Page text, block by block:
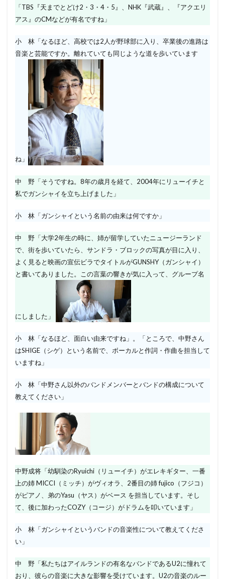
「TBS『天までとどけ2・3・4・5』、NHK『武蔵』、『アクエリ
アス』のCMなどが有名ですね」
小 林「なるほど、高校では2人が野球部に入り、卒業後の進路は
音楽と芸能ですか。離れていても同じような道を歩いています
ね」
中 野「そうですね。8年の歳月を経て、2004年にリューイチと
私でガンシャイを立ち上げました」
小 林「ガンシャイという名前の由来は何ですか」
中 野「大学2年生の時に、姉が留学していたニュージーランド
で、街を歩いていたら、サンドラ・ブロックの写真が目に入り、
よく見ると映画の宣伝ビラでタイトルがGUNSHY（ガンシャイ）
と書いてありました。この言葉の響きが気に入って、グループ名
にしました」
小 林「なるほど、面白い由来ですね」。「ところで、中野さん
はSHIGE（シゲ）という名前で、ボーカルと作詞・作曲を担当して
いますね」
小 林「中野さん以外のバンドメンバーとバンドの構成について
教えてください」
中野成将「幼馴染のRyuichi（リューイチ）がエレキギター、一番
上の姉 MICCI（ミッチ）がヴィオラ、2番目の姉 fujico（フジコ）
がピアノ、弟のYasu（ヤス）がベース を担当しています。そし
て、後に加わったCOZY（コージ）がドラムを叩いています」
小 林「ガンシャイというバンドの音楽性について教えてくださ
い」
中 野「私たちはアイルランドの有名なバンドであるU2に憧れて
おり、彼らの音楽に大きな影響を受けています。U2の音楽のルー